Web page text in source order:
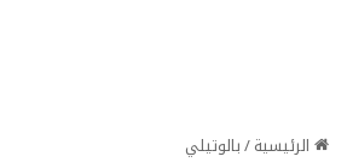
الرئيسية/بالوتيلي